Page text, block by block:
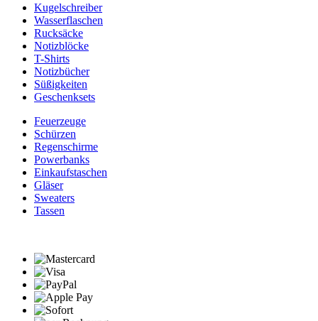
Kugelschreiber
Wasserflaschen
Rucksäcke
Notizblöcke
T-Shirts
Notizbücher
Süßigkeiten
Geschenksets
Feuerzeuge
Schürzen
Regenschirme
Powerbanks
Einkaufstaschen
Gläser
Sweaters
Tassen